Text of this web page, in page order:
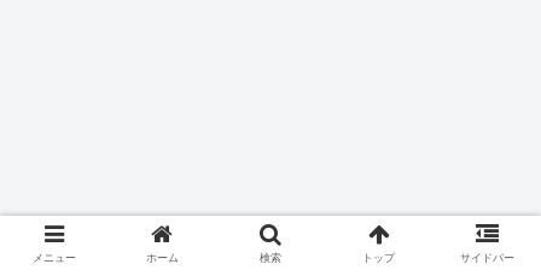
メニュー ホーム 検索 トップ サイドバー